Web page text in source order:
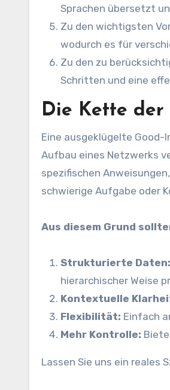
Sprachen übersetzt
Zu den wichtigsten
wodurch es für
Zu den zu
Schritten und eine
Die Kette der
Eine ausgeklügelte
Aufbau eines Netzwerks
spezifischen
schwierige Aufgabe oder
Aus diesem Grund
Strukturierte Daten:
hierarchischer Weise
Kontextuelle
Flexibilität: Einfach
Mehr Kontrolle:
Lassen Sie uns ein reales